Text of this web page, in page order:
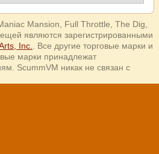
Mansion, Full Throttle, The Dig,
являются зарегистрированными
Inc.
. Все другие торговые марки и
марки принадлежат
ScummVM никак не связан с